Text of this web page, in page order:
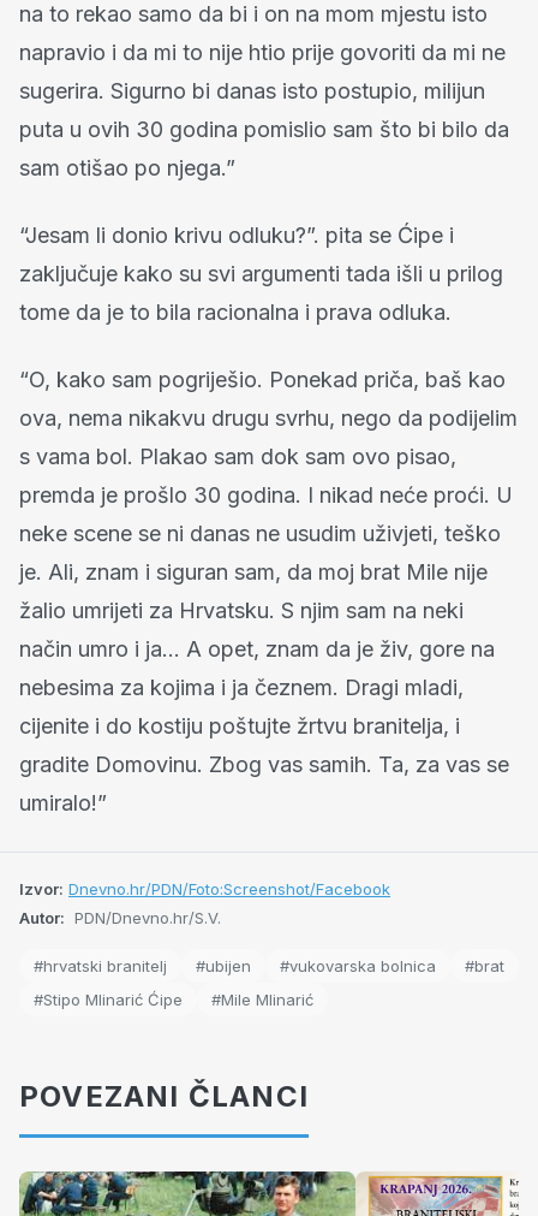
na to rekao samo da bi i on na mom mjestu isto
napravio i da mi to nije htio prije govoriti da mi ne
sugerira. Sigurno bi danas isto postupio, milijun
puta u ovih 30 godina pomislio sam što bi bilo da
sam otišao po njega.”
“Jesam li donio krivu odluku?”. pita se Ćipe i
zaključuje kako su svi argumenti tada išli u prilog
tome da je to bila racionalna i prava odluka.
“O, kako sam pogriješio. Ponekad priča, baš kao
ova, nema nikakvu drugu svrhu, nego da podijelim
s vama bol. Plakao sam dok sam ovo pisao,
premda je prošlo 30 godina. I nikad neće proći. U
neke scene se ni danas ne usudim uživjeti, teško
je. Ali, znam i siguran sam, da moj brat Mile nije
žalio umrijeti za Hrvatsku. S njim sam na neki
način umro i ja… A opet, znam da je živ, gore na
nebesima za kojima i ja čeznem. Dragi mladi,
cijenite i do kostiju poštujte žrtvu branitelja, i
gradite Domovinu. Zbog vas samih. Ta, za vas se
umiralo!”
Izvor: Dnevno.hr/PDN/Foto:Screenshot/Facebook
Autor: PDN/Dnevno.hr/S.V.
#hrvatski branitelj #ubijen #vukovarska bolnica
#brat
#Stipo Mlinarić Ćipe
#Mile Mlinarić
POVEZANI ČLANCI